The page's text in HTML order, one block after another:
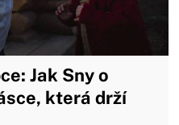
Jak Sny o
která drží